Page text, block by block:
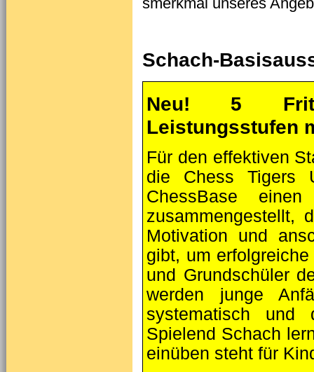
Schach-
Neu! 5
Leistungsstufen
Für den effektiven
die Chess Tigers
ChessBase
zusammengestellt,
Motivation und
gibt, um
und Grundschüler
werden junge
systematisch und
Spielend Schach
einüben steht für